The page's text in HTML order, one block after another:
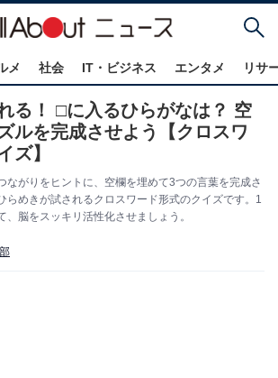
メ 社会 IT・ビジネス エンタメ リサ
る！ □に入るひらがなは？ 空
ルを完成させよう【クロスワ
ズ】
ながりをヒントに、空欄を埋めて3つの言葉を完成さ
らめきが試されるクロスワード形式のクイズです。1
、脳をスッキリ活性化させましょう。